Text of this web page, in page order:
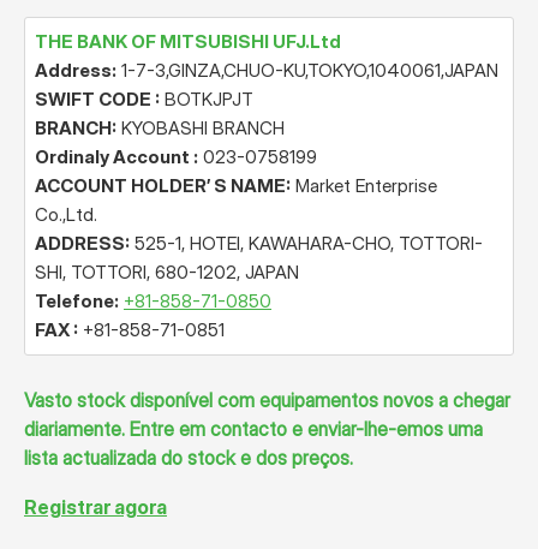
THE BANK OF MITSUBISHI UFJ.Ltd
Address: 1-7-3,GINZA,CHUO-KU,TOKYO,1040061,JAPAN
SWIFT CODE : BOTKJPJT
BRANCH: KYOBASHI BRANCH
Ordinaly Account : 023-0758199
ACCOUNT HOLDER’ S NAME: Market Enterprise
Co.,Ltd.
ADDRESS: 525-1, HOTEI, KAWAHARA-CHO, TOTTORI-
SHI, TOTTORI, 680-1202, JAPAN
Telefone: +81-858-71-0850
FAX : +81-858-71-0851
Vasto stock disponível com equipamentos novos a chegar
diariamente. Entre em contacto e enviar-lhe-emos uma
lista actualizada do stock e dos preços.
Registrar agora